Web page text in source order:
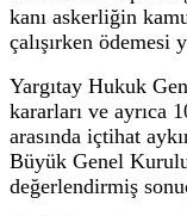
kanı askerliğin
çalışırken ödemesi
Yargıtay Hukuk
kararları ve ayrıca
arasında içtihat
Büyük Genel
değerlendirmiş